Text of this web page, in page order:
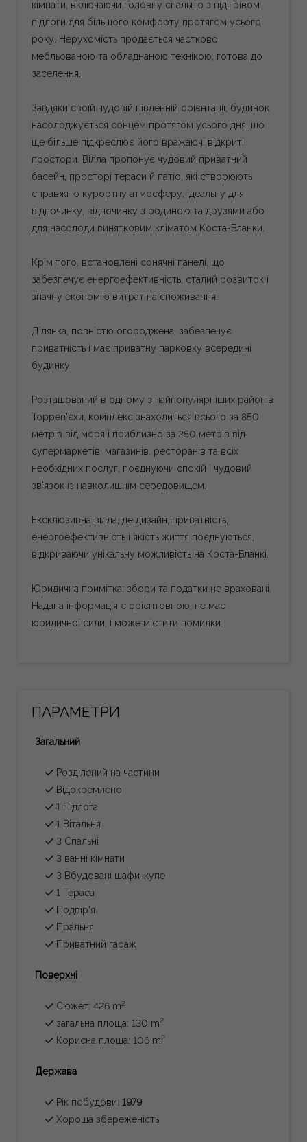
кімнати, включаючи головну спальню з підігрівом
підлоги для більшого комфорту протягом усього
року. Нерухомість продається частково
мебльованою та обладнаною технікою, готова до
заселення.
Завдяки своїй чудовій південній орієнтації, будинок
насолоджується сонцем протягом усього дня, що
ще більше підкреслює його вражаючі відкриті
простори. Вілла пропонує чудовий приватний
басейн, просторі тераси й патіо, які створюють
справжню курортну атмосферу, ідеальну для
відпочинку, відпочинку з родиною та друзями або
для насолоди винятковим кліматом Коста-Бланки.
Крім того, встановлені сонячні панелі, що
забезпечує енергоефективність, сталий розвиток і
значну економію витрат на споживання.
Ділянка, повністю огороджена, забезпечує
приватність і має приватну парковку всередині
будинку.
Розташований в одному з найпопулярніших районів
Торрев'єхи, комплекс знаходиться всього за 850
метрів від моря і приблизно за 250 метрів від
супермаркетів, магазинів, ресторанів та всіх
необхідних послуг, поєднуючи спокій і чудовий
зв'язок із навколишнім середовищем.
Ексклюзивна вілла, де дизайн, приватність,
енергоефективність і якість життя поєднуються,
відкриваючи унікальну можливість на Коста-Бланкі.
Юридична примітка: збори та податки не враховані.
Надана інформація є орієнтовною, не має
юридичної сили, і може містити помилки.
ПАРАМЕТРИ
Загальний
Розділений на частини
Відокремлено
1 Підлога
1 Вітальня
3 Спальні
3 ванні кімнати
3 Вбудовані шафи-купе
1 Тераса
Подвір'я
Пральня
Приватний гараж
Поверхні
Сюжет: 426 m2
загальна площа: 130 m2
Корисна площа: 106 m2
Держава
Рік побудови:1979
Хороша збереженість